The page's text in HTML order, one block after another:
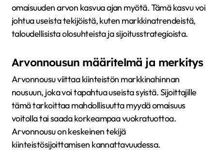
omaisuuden arvon kasvua ajan myötä. Tämä kasvu voi
johtua useista tekijöistä, kuten markkinatrendeistä,
taloudellisista olosuhteista ja sijoitusstrategioista.
Arvonnousun määritelmä ja merkitys
Arvonnousu viittaa kiinteistön markkinahinnan
nousuun, joka voi tapahtua useista syistä. Sijoittajille
tämä tarkoittaa mahdollisuutta myydä omaisuus
voitolla tai saada korkeampaa vuokratuottoa.
Arvonnousu on keskeinen tekijä
kiinteistösijoittamisen kannattavuudessa.